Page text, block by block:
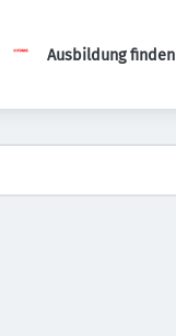
Ausbildung finden